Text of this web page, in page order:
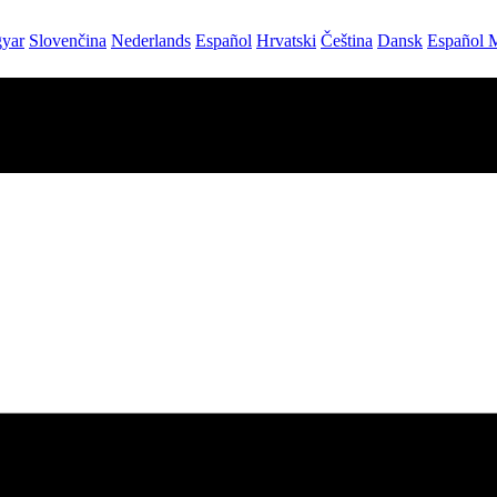
Slovenčina Nederlands Español Hrvatski Čeština Dansk Español